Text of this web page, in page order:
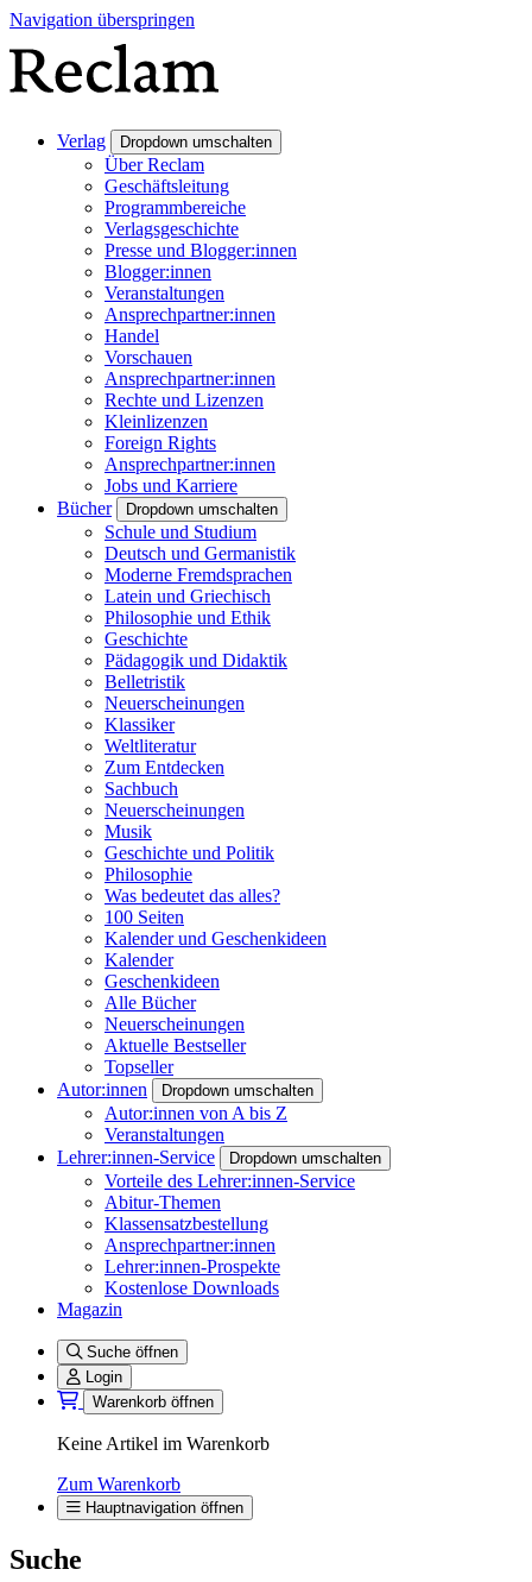
Navigation überspringen
Verlag Dropdown umschalten
Über Reclam
Geschäftsleitung
Programmbereiche
Verlagsgeschichte
Presse und Blogger:innen
Blogger:innen
Veranstaltungen
Ansprechpartner:innen
Handel
Vorschauen
Ansprechpartner:innen
Rechte und Lizenzen
Kleinlizenzen
Foreign Rights
Ansprechpartner:innen
Jobs und Karriere
Bücher
Dropdown umschalten
Schule und Studium
Deutsch und Germanistik
Moderne Fremdsprachen
Latein und Griechisch
Philosophie und Ethik
Geschichte
Pädagogik und Didaktik
Belletristik
Neuerscheinungen
Klassiker
Weltliteratur
Zum Entdecken
Sachbuch
Neuerscheinungen
Musik
Geschichte und Politik
Philosophie
Was bedeutet das alles?
100 Seiten
Kalender und Geschenkideen
Kalender
Geschenkideen
Alle Bücher
Neuerscheinungen
Aktuelle Bestseller
Topseller
Autor:innen
Dropdown umschalten
Autor:innen von A bis Z
Veranstaltungen
Lehrer:innen-Service
Dropdown umschalten
Vorteile des Lehrer:innen-Service
Abitur-Themen
Klassensatzbestellung
Ansprechpartner:innen
Lehrer:innen-Prospekte
Kostenlose Downloads
Magazin
Suche öffnen
Login
Warenkorb öffnen
Keine Artikel im Warenkorb
Zum Warenkorb
Hauptnavigation öffnen
Suche